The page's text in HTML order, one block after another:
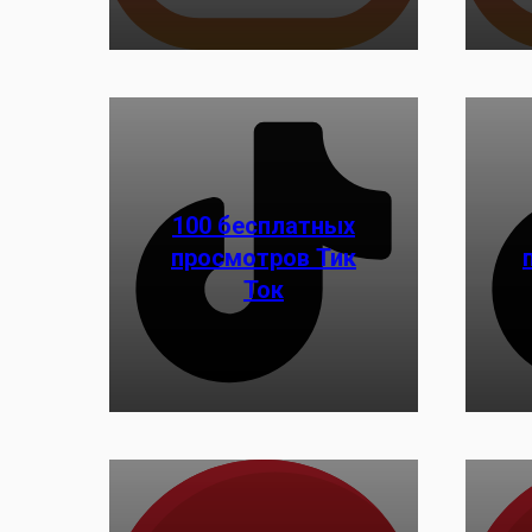
100 бесплатных
просмотров Тик
Ток
Заказать